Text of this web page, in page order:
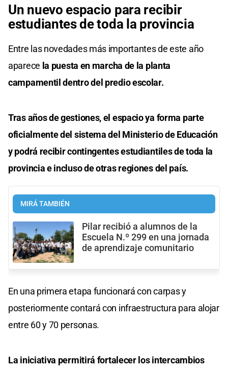
Un nuevo espacio para recibir
estudiantes de toda la provincia
Entre las novedades más importantes de este año
aparece la puesta en marcha de la planta
campamentil dentro del predio escolar.
Tras años de gestiones, el espacio ya forma parte
oficialmente del sistema del Ministerio de Educación
y podrá recibir contingentes estudiantiles de toda la
provincia e incluso de otras regiones del país.
MIRÁ TAMBIÉN
Pilar recibió a alumnos de la
Escuela N.º 299 en una jornada
de aprendizaje comunitario
En una primera etapa funcionará con carpas y
posteriormente contará con infraestructura para alojar
entre 60 y 70 personas.
La iniciativa permitirá fortalecer los intercambios